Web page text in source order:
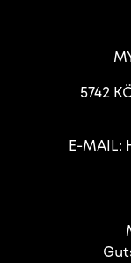
5742
E-MAIL: